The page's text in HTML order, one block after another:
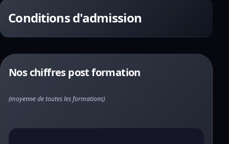
Conditions d'admission
Nos chiffres post formation
(moyenne de toutes les formations)